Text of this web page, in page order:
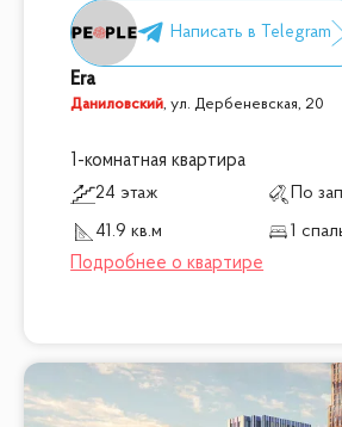
Era
Даниловский,ул. Дербеневская, 20
1-комнатная квартира
24 этаж
По
41.9 кв.м
1